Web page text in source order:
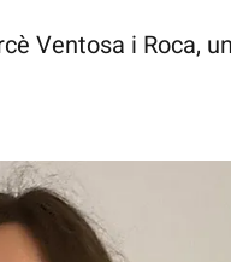
Ventosa i Roca,